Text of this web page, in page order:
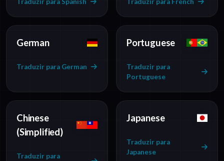
German
Traduzir para German
Portuguese
Traduzir para
Portuguese
Chinese
(Simplified)
Traduzir para
Japanese
Traduzir para
Japanese